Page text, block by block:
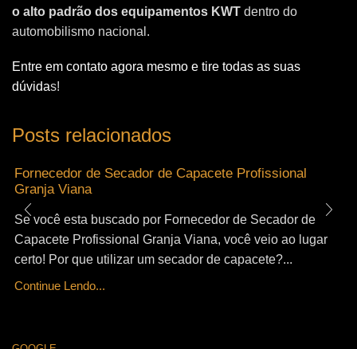
o alto padrão dos equipamentos KWT dentro do
automobilismo nacional.
Entre em contato agora mesmo e tire todas as suas
dúvidas!
Posts relacionados
Fornecedor de Secador de Capacete Profissional
Granja Viana
Se você esta buscado por Fornecedor de Secador de
Capacete Profissional Granja Viana, você veio ao lugar
certo! Por que utilizar um secador de capacete?...
Continue Lendo...